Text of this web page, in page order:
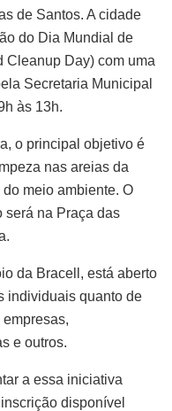
de Santos. A cidade
do Dia Mundial de
Cleanup Day) com uma
Secretaria Municipal
às 13h.
o principal objetivo é
nas areias da
meio ambiente. O
será na Praça das
da Bracell, está aberto
individuais quanto de
e outros.
a essa iniciativa
disponível